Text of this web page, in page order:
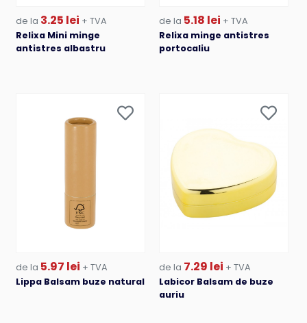
de la 3.25 lei + TVA
Relixa Mini minge
antistres albastru
de la 5.18 lei + TVA
Relixa minge antistres
portocaliu
de la 5.97 lei + TVA
Lippa Balsam buze natural
de la 7.29 lei + TVA
Labicor Balsam de buze
auriu